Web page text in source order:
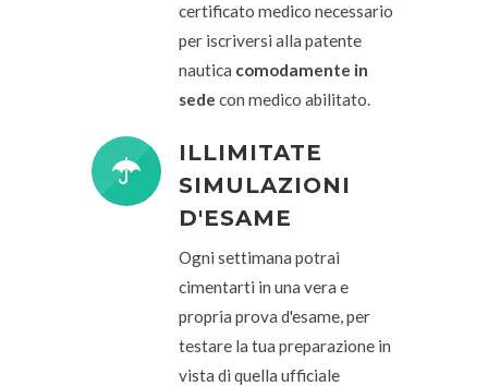
certificato medico necessario
per iscriversi alla patente
nautica comodamente in
sede con medico abilitato.
ILLIMITATE
SIMULAZIONI
D'ESAME
Ogni settimana potrai
cimentarti in una vera e
propria prova d'esame, per
testare la tua preparazione in
vista di quella ufficiale